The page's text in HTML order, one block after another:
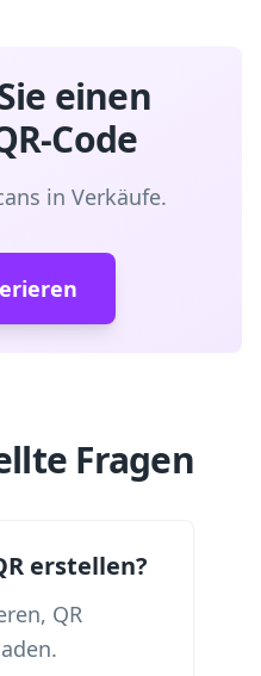
einen
Code
in Verkäufe.
Fragen
erstellen?
QR